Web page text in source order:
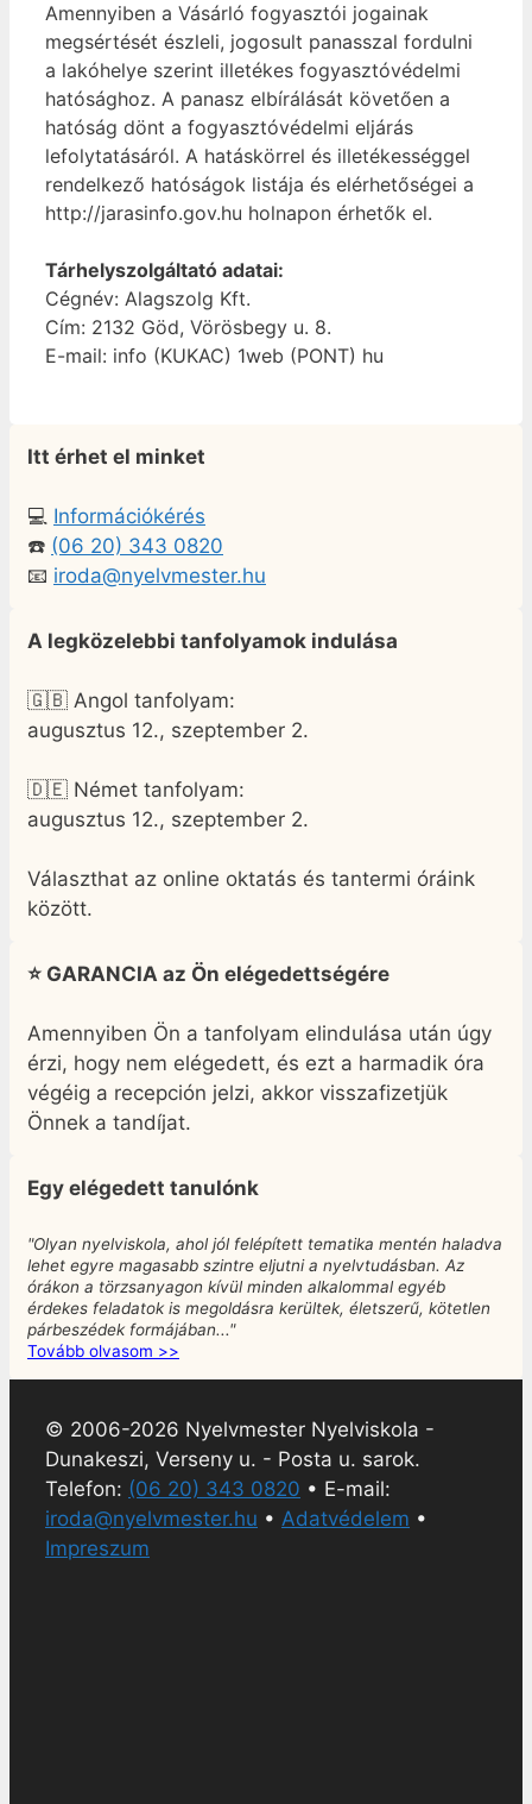
Amennyiben a Vásárló fogyasztói jogainak
megsértését észleli, jogosult panasszal fordulni
a lakóhelye szerint illetékes fogyasztóvédelmi
hatósághoz. A panasz elbírálását követően a
hatóság dönt a fogyasztóvédelmi eljárás
lefolytatásáról. A hatáskörrel és illetékességgel
rendelkező hatóságok listája és elérhetőségei a
http://jarasinfo.gov.hu holnapon érhetők el.
Tárhelyszolgáltató adatai:
Cégnév: Alagszolg Kft.
Cím: 2132 Göd, Vörösbegy u. 8.
E-mail: info (KUKAC) 1web (PONT) hu
Itt érhet el minket
💻 Információkérés
☎️ (06 20) 343 0820
📧 iroda@nyelvmester.hu
A legközelebbi tanfolyamok indulása
🇬🇧 Angol tanfolyam:
augusztus 12., szeptember 2.
🇩🇪 Német tanfolyam:
augusztus 12., szeptember 2.
Választhat az online oktatás és tantermi óráink
között.
⭐ GARANCIA az Ön elégedettségére
Amennyiben Ön a tanfolyam elindulása után úgy
érzi, hogy nem elégedett, és ezt a harmadik óra
végéig a recepción jelzi, akkor visszafizetjük
Önnek a tandíjat.
Egy elégedett tanulónk
"Olyan nyelviskola, ahol jól felépített tematika mentén haladva
lehet egyre magasabb szintre eljutni a nyelvtudásban. Az
órákon a törzsanyagon kívül minden alkalommal egyéb
érdekes feladatok is megoldásra kerültek, életszerű, kötetlen
párbeszédek formájában..."
Tovább olvasom >>
© 2006-2026 Nyelvmester Nyelviskola -
Dunakeszi, Verseny u. - Posta u. sarok.
Telefon: (06 20) 343 0820 • E-mail:
iroda@nyelvmester.hu • Adatvédelem •
Impreszum